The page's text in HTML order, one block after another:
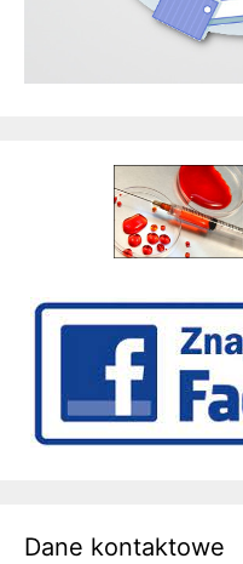
Dane kontaktowe